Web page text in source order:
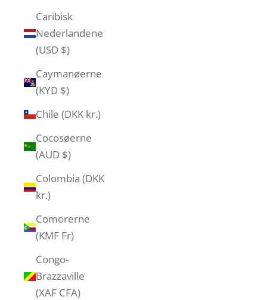
Caribisk
Nederlandene
(USD $)
Caymanøerne
(KYD $)
Chile (DKK kr.)
Cocosøerne
(AUD $)
Colombia (DKK
kr.)
Comorerne
(KMF Fr)
Congo-
Brazzaville
(XAF CFA)